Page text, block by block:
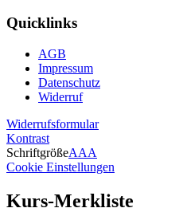
Quicklinks
AGB
Impressum
Datenschutz
Widerruf
Widerrufsformular
Kontrast
SchriftgrößeAAA
Cookie Einstellungen
Kurs-Merkliste